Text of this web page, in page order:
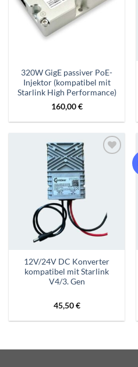
320W GigE passiver PoE-
Injektor (kompatibel mit
Starlink High Performance)
160,00€
Wunschliste
hinzufügen
12V/24V DC Konverter
kompatibel mit Starlink
V4/3. Gen
45,50€